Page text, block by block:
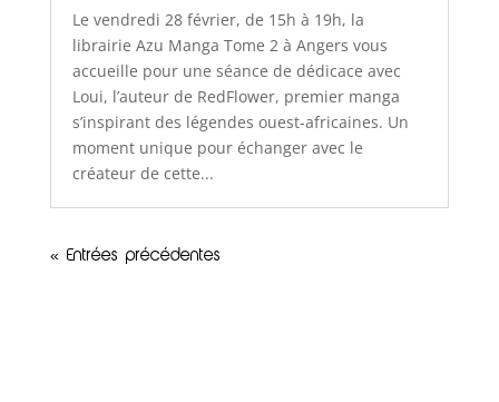
Le vendredi 28 février, de 15h à 19h, la
librairie Azu Manga Tome 2 à Angers vous
accueille pour une séance de dédicace avec
Loui, l’auteur de RedFlower, premier manga
s’inspirant des légendes ouest-africaines. Un
moment unique pour échanger avec le
créateur de cette...
« Entrées précédentes